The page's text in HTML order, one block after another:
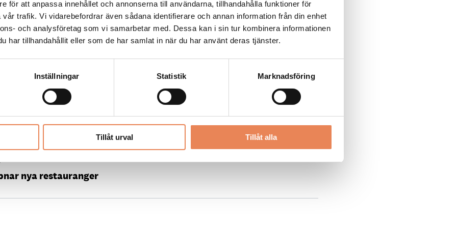
för att anpassa innehållet och annonserna till användarna, tillhandahålla funktioner för
trafik. Vi vidarebefordrar även sådana identifierare och annan information från din enhet
och analysföretag som vi samarbetar med. Dessa kan i sin tur kombinera informationen
har tillhandahållit eller som de har samlat in när du har använt deras tjänster.
Inställningar Statistik Marknadsföring
Tillåt urval Tillåt alla
fort de släpper in mig”
och 500 hamburgare i Luleå
nya restauranger